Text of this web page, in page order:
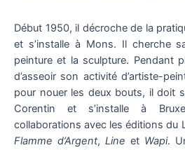
Début 1950, il décroche de la
et s’installe à Mons. Il cherche
peinture et la sculpture. Pendant
d’asseoir son activité d’artiste-
pour nouer les deux bouts, il doit
Corentin et s’installe à
collaborations avec les éditions du
Flamme d’Argent, Line et Wapi.